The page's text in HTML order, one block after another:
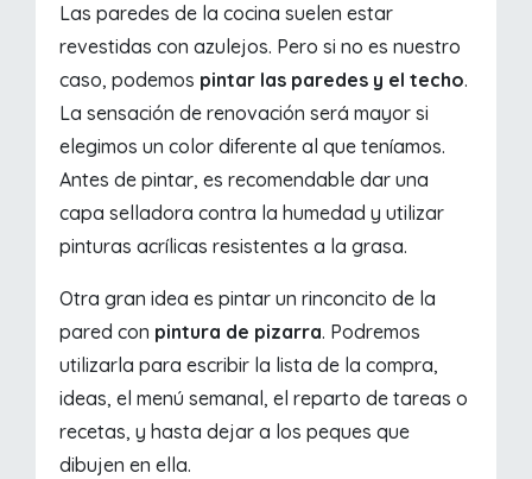
Las paredes de la cocina suelen estar
revestidas con azulejos. Pero si no es nuestro
caso, podemos pintar las paredes y el techo.
La sensación de renovación será mayor si
elegimos un color diferente al que teníamos.
Antes de pintar, es recomendable dar una
capa selladora contra la humedad y utilizar
pinturas acrílicas resistentes a la grasa.
Otra gran idea es pintar un rinconcito de la
pared con pintura de pizarra. Podremos
utilizarla para escribir la lista de la compra,
ideas, el menú semanal, el reparto de tareas o
recetas, y hasta dejar a los peques que
dibujen en ella.